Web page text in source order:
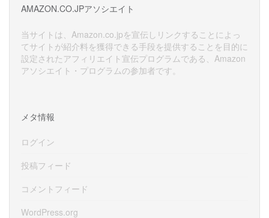
ブ
AMAZON.CO.JPアソシエイト
当サイトは、Amazon.co.jpを宣伝しリンクすることによっ
てサイトが紹介料を獲得できる手段を提供することを目的に
設定されたアフィリエイト宣伝プログラムである、Amazon
アソシエイト・プログラムの参加者です。
メタ情報
ログイン
投稿フィード
コメントフィード
WordPress.org